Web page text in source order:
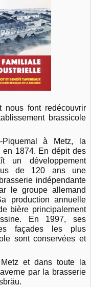
nous font redécouvrir
brassicole
Piquemal à Metz, la
en 1874. En dépit des
un développement
de 120 ans une
indépendante
le groupe allemand
production annuelle
bière principalement
En 1997, ses
façades les plus
sont conservées et
et dans toute la
par la brasserie